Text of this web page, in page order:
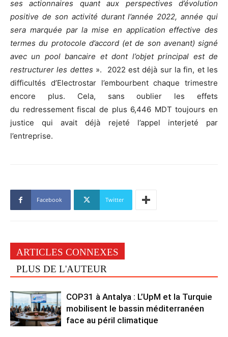
ses actionnaires quant aux perspectives d’évolution
positive de son activité durant l’année 2022, année qui
sera marquée par la mise en application effective des
termes du protocole d’accord (et de son avenant) signé
avec un pool bancaire et dont l’objet principal est de
restructurer les dettes ». 2022 est déjà sur la fin, et les
difficultés d’Electrostar l’embourbent chaque trimestre
encore plus. Cela, sans oublier les effets
du redressement fiscal de plus 6,446 MDT toujours en
justice qui avait déjà rejeté l’appel interjeté par
l’entreprise.
Facebook Twitter
ARTICLES CONNEXES
PLUS DE L'AUTEUR
COP31 à Antalya : L’UpM et la Turquie
mobilisent le bassin méditerranéen
face au péril climatique